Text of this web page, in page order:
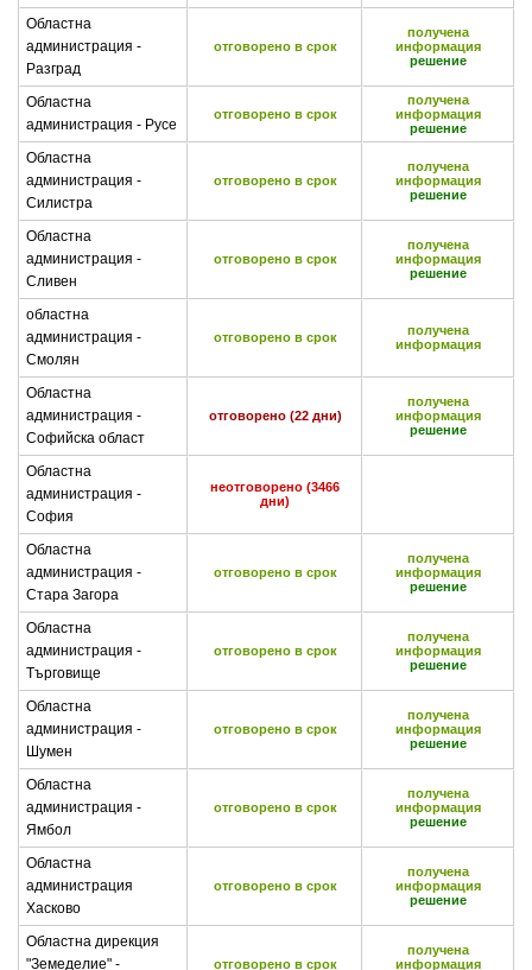
Областна
администрация -
Разград
отговорено в срок
получена
информация
решение
Областна
администрация - Русе
отговорено в срок
получена
информация
решение
Областна
администрация -
Силистра
отговорено в срок
получена
информация
решение
Областна
администрация -
Сливен
отговорено в срок
получена
информация
решение
областна
администрация -
Смолян
отговорено в срок
получена
информация
Областна
администрация -
Софийска област
отговорено (22 дни)
получена
информация
решение
Областна
администрация -
София
неотговорено (3466
дни)
Областна
администрация -
Стара Загора
отговорено в срок
получена
информация
решение
Областна
администрация -
Търговище
отговорено в срок
получена
информация
решение
Областна
администрация -
Шумен
отговорено в срок
получена
информация
решение
Областна
администрация -
Ямбол
отговорено в срок
получена
информация
решение
Областна
администрация
Хасково
отговорено в срок
получена
информация
решение
Областна дирекция
"Земеделие" -
отговорено в срок
получена
информация